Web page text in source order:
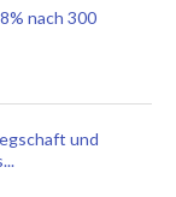
nach 300
und